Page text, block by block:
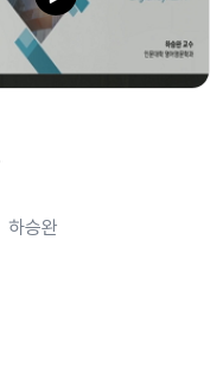
하승완